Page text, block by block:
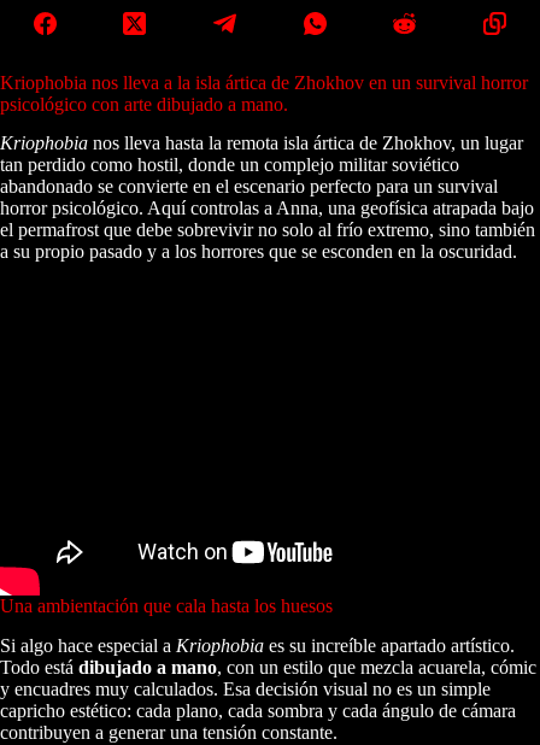
Kriophobia nos lleva a la isla ártica de Zhokhov en un survival horror
psicológico con arte dibujado a mano.
Kriophobia nos lleva hasta la remota isla ártica de Zhokhov, un lugar
tan perdido como hostil, donde un complejo militar soviético
abandonado se convierte en el escenario perfecto para un survival
horror psicológico. Aquí controlas a Anna, una geofísica atrapada bajo
el permafrost que debe sobrevivir no solo al frío extremo, sino también
a su propio pasado y a los horrores que se esconden en la oscuridad.
Una ambientación que cala hasta los huesos
Si algo hace especial a Kriophobia es su increíble apartado artístico.
Todo está dibujado a mano, con un estilo que mezcla acuarela, cómic
y encuadres muy calculados. Esa decisión visual no es un simple
capricho estético: cada plano, cada sombra y cada ángulo de cámara
contribuyen a generar una tensión constante.